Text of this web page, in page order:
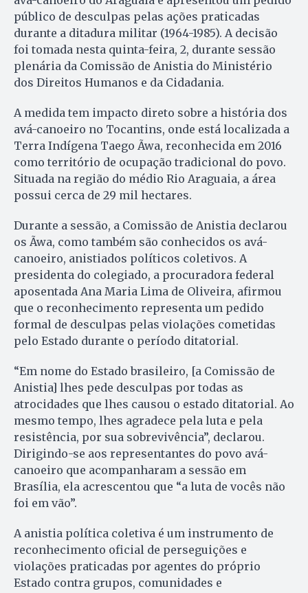
público de desculpas pelas ações praticadas
durante a ditadura militar (1964-1985). A decisão
foi tomada nesta quinta-feira, 2, durante sessão
plenária da Comissão de Anistia do Ministério
dos Direitos Humanos e da Cidadania.
A medida tem impacto direto sobre a história dos
avá-canoeiro no Tocantins, onde está localizada a
Terra Indígena Taego Ãwa, reconhecida em 2016
como território de ocupação tradicional do povo.
Situada na região do médio Rio Araguaia, a área
possui cerca de 29 mil hectares.
Durante a sessão, a Comissão de Anistia declarou
os Ãwa, como também são conhecidos os avá-
canoeiro, anistiados políticos coletivos. A
presidenta do colegiado, a procuradora federal
aposentada Ana Maria Lima de Oliveira, afirmou
que o reconhecimento representa um pedido
formal de desculpas pelas violações cometidas
pelo Estado durante o período ditatorial.
“Em nome do Estado brasileiro, [a Comissão de
Anistia] lhes pede desculpas por todas as
atrocidades que lhes causou o estado ditatorial. Ao
mesmo tempo, lhes agradece pela luta e pela
resistência, por sua sobrevivência”, declarou.
Dirigindo-se aos representantes do povo avá-
canoeiro que acompanharam a sessão em
Brasília, ela acrescentou que “a luta de vocês não
foi em vão”.
A anistia política coletiva é um instrumento de
reconhecimento oficial de perseguições e
violações praticadas por agentes do próprio
Estado contra grupos, comunidades e